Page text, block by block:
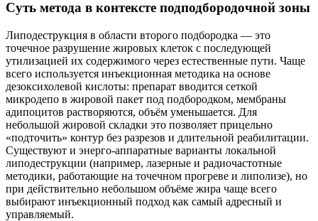
Суть метода в контексте подподбородочной зоны
Липодеструкция в области второго подбородка — это
точечное разрушение жировых клеток с последующей
утилизацией их содержимого через естественные пути. Чаще
всего используется инъекционная методика на основе
дезоксихолевой кислоты: препарат вводится сеткой
микродепо в жировой пакет под подбородком, мембраны
адипоцитов растворяются, объём уменьшается. Для
небольшой жировой складки это позволяет прицельно
«подточить» контур без разрезов и длительной реабилитации.
Существуют и энерго‑аппаратные варианты локальной
липодеструкции (например, лазерные и радиочастотные
методики, работающие на точечном прогреве и липолизе), но
при действительно небольшом объёме жира чаще всего
выбирают инъекционный подход как самый адресный и
управляемый.